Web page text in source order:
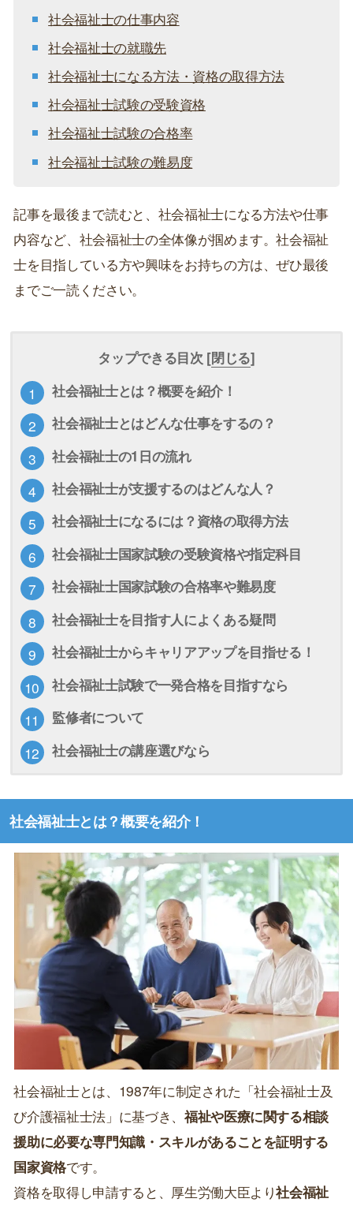
社会福祉士の仕事内容
社会福祉士の就職先
社会福祉士になる方法・資格の取得方法
社会福祉士試験の受験資格
社会福祉士試験の合格率
社会福祉士試験の難易度
記事を最後まで読むと、社会福祉士になる方法や仕事
内容など、社会福祉士の全体像が掴めます。社会福祉
士を目指している方や興味をお持ちの方は、ぜひ最後
までご一読ください。
タップできる目次 [閉じる]
社会福祉士とは？概要を紹介！
社会福祉士とはどんな仕事をするの？
社会福祉士の1日の流れ
社会福祉士が支援するのはどんな人？
社会福祉士になるには？資格の取得方法
社会福祉士国家試験の受験資格や指定科目
社会福祉士国家試験の合格率や難易度
社会福祉士を目指す人によくある疑問
社会福祉士からキャリアアップを目指せる！
社会福祉士試験で一発合格を目指すなら
監修者について
社会福祉士の講座選びなら
社会福祉士とは？概要を紹介！
社会福祉士とは、1987年に制定された「社会福祉士及
び介護福祉士法」に基づき、福祉や医療に関する相談
援助に必要な専門知識・スキルがあることを証明する
国家資格です。
資格を取得し申請すると、厚生労働大臣より社会福祉